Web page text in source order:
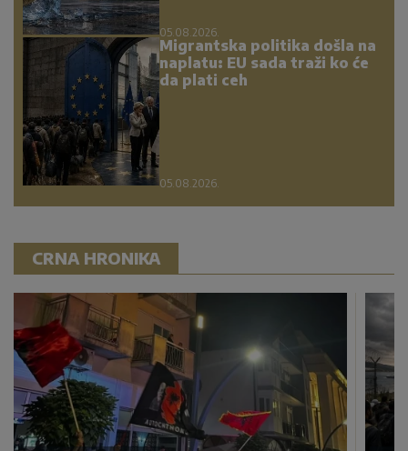
05.08.2026.
Migrantska politika došla na
naplatu: EU sada traži ko će
da plati ceh
05.08.2026.
CRNA HRONIKA